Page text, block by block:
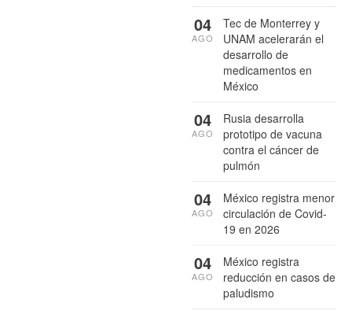
Tec de Monterrey y
UNAM acelerarán el
desarrollo de
medicamentos en
México
04
AGO
Rusia desarrolla
prototipo de vacuna
contra el cáncer de
pulmón
04
AGO
México registra menor
circulación de Covid-
19 en 2026
04
AGO
México registra
reducción en casos de
paludismo
04
AGO